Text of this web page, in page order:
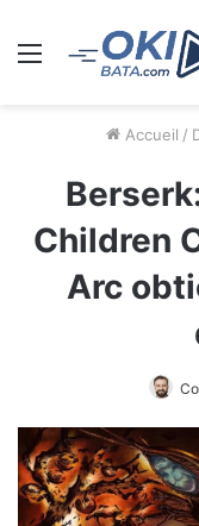
Menu
Accueil /
Children
Arc